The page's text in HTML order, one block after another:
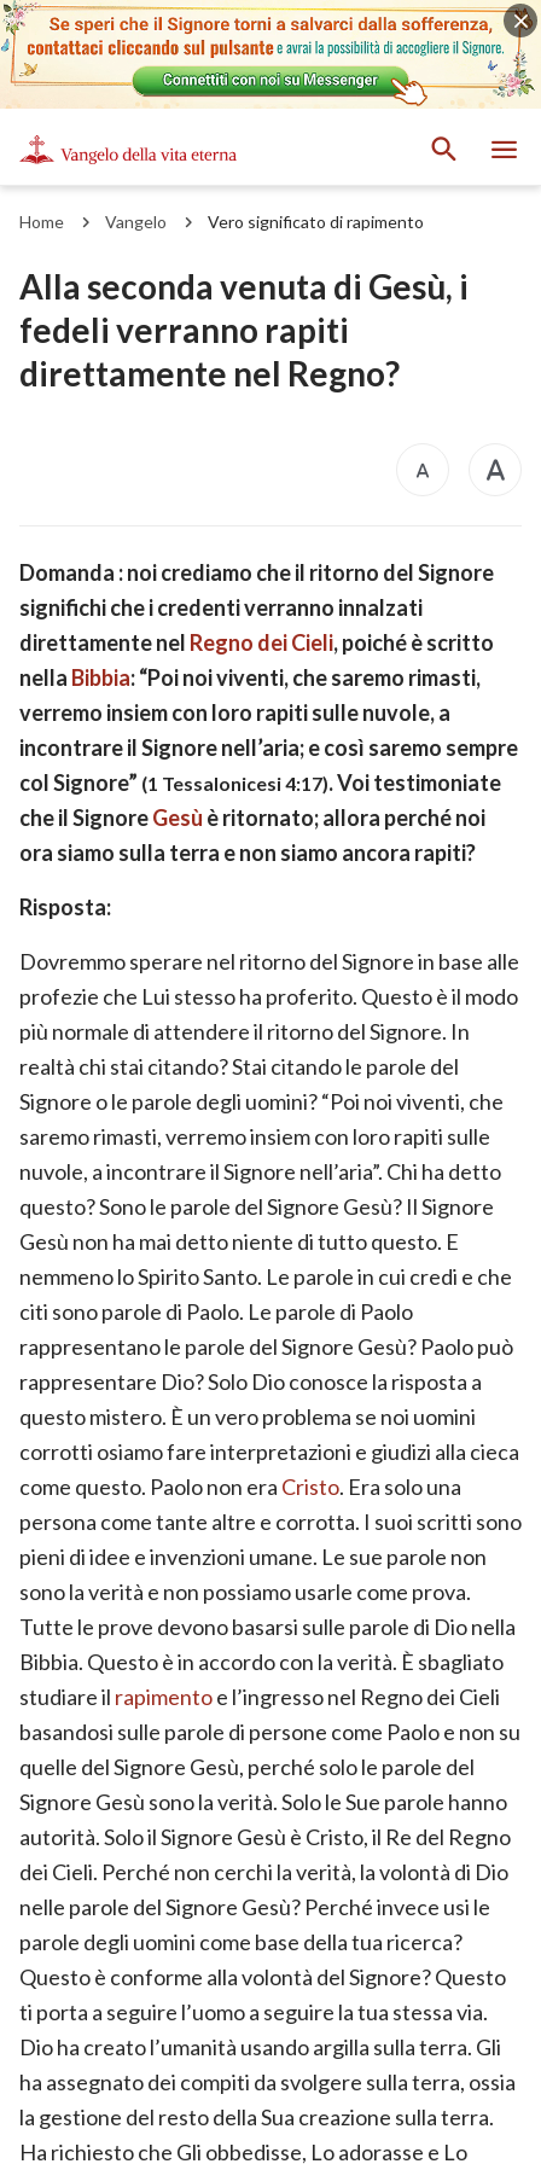
Home Vangelo Vero significato di rapimento
Alla seconda venuta di Gesù, i
fedeli verranno rapiti
direttamente nel Regno?
Domanda : noi crediamo che il ritorno del Signore
significhi che i credenti verranno innalzati
direttamente nel Regno dei Cieli, poiché è scritto
nella Bibbia: “Poi noi viventi, che saremo rimasti,
verremo insiem con loro rapiti sulle nuvole, a
incontrare il Signore nell’aria; e così saremo sempre
col Signore” (1 Tessalonicesi 4:17). Voi testimoniate
che il SignoreGesù è ritornato; allora perché noi
ora siamo sulla terra e non siamo ancora rapiti?
Risposta:
Dovremmo sperare nel ritorno del Signore in base alle
profezie che Lui stesso ha proferito. Questo è il modo
più normale di attendere il ritorno del Signore. In
realtà chi stai citando? Stai citando le parole del
Signore o le parole degli uomini? “Poi noi viventi, che
saremo rimasti, verremo insiem con loro rapiti sulle
nuvole, a incontrare il Signore nell’aria”. Chi ha detto
questo? Sono le parole del Signore Gesù? Il Signore
Gesù non ha mai detto niente di tutto questo. E
nemmeno lo Spirito Santo. Le parole in cui credi e che
citi sono parole di Paolo. Le parole di Paolo
rappresentano le parole del Signore Gesù? Paolo può
rappresentare Dio? Solo Dio conosce la risposta a
questo mistero. È un vero problema se noi uomini
corrotti osiamo fare interpretazioni e giudizi alla cieca
come questo. Paolo non era Cristo. Era solo una
persona come tante altre e corrotta. I suoi scritti sono
pieni di idee e invenzioni umane. Le sue parole non
sono la verità e non possiamo usarle come prova.
Tutte le prove devono basarsi sulle parole di Dio nella
Bibbia. Questo è in accordo con la verità. È sbagliato
studiare il rapimentoe l’ingresso nel Regno dei Cieli
basandosi sulle parole di persone come Paolo e non su
quelle del Signore Gesù, perché solo le parole del
Signore Gesù sono la verità. Solo le Sue parole hanno
autorità. Solo il Signore Gesù è Cristo, il Re del Regno
dei Cieli. Perché non cerchi la verità, la volontà di Dio
nelle parole del Signore Gesù? Perché invece usi le
parole degli uomini come base della tua ricerca?
Questo è conforme alla volontà del Signore? Questo
ti porta a seguire l’uomo a seguire la tua stessa via.
Dio ha creato l’umanità usando argilla sulla terra. Gli
ha assegnato dei compiti da svolgere sulla terra, ossia
la gestione del resto della Sua creazione sulla terra.
Ha richiesto che Gli obbedisse, Lo adorasse e Lo